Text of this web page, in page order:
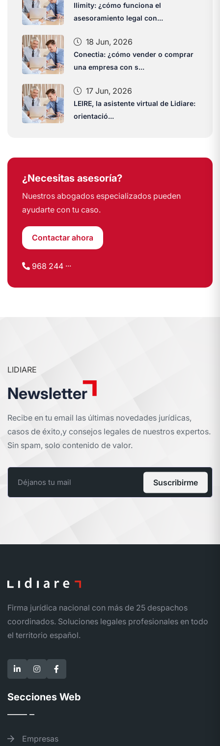
Ilimity: ¿cómo funciona el
asesoramiento legal con...
18 Jun, 2026
Conectia: ¿cómo vender o comprar
una empresa con s...
17 Jun, 2026
LEIRE, la asistente virtual de Lidiare:
orientació...
¿Necesitas asesoría?
Nuestros abogados especializados pueden
ayudarte con tu caso.
Contactar ahora
968 244 ···
LIDIARE
Newsletter
Recibe en tu email las últimas novedades jurídicas,
casos de éxito,y consejos legales de nuestros expertos.
Sin spam, solo contenido de valor.
Suscribirme
Firma jurídica nacional con más de 25 despachos
coordinados. Soluciones legales profesionales en todo
el territorio español.
Secciones Web
Empresas